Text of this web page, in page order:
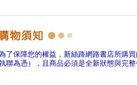
了保障您的權益，新絲路網路書店所購
聯為憑），且商品必須是全新狀態與完